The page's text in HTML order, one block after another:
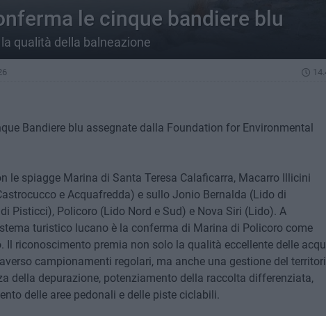
le cinque bandiere blu
qualità della balneazione
Bandiere blu assegnate dalla Foundation for Environmental
le spiagge Marina di Santa Teresa Calaficarra, Macarro Illicini
e Acquafredda) e sullo Jonio Bernalda (Lido di
Pisticci), Policoro (Lido Nord e Sud) e Nova Siri (Lido). A
turistico lucano è la conferma di Marina di Policoro come
Il riconoscimento premia non solo la qualità eccellente delle
campionamenti regolari, ma anche una gestione del
della depurazione, potenziamento della raccolta differenziata,
delle aree pedonali e delle piste ciclabili.